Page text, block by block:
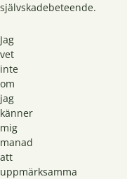
självskadebeteende.
Jag
vet
inte
om
jag
känner
mig
manad
att
uppmärksamma